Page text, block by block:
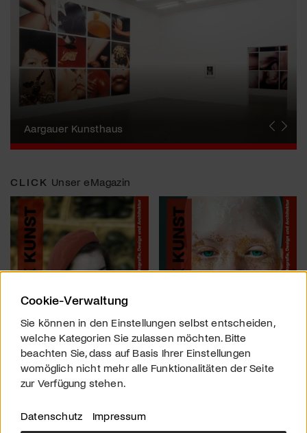
Künstlerin
Aargauer Kunsthaus
Gewerbemuseum Winterthur
Liste Art Fair Basel
Bündner Kunstmuseum
Künstler:innen Portraits
Junge Schweizer Kunst
Vögele Kultur Zentrum
Nidwaldner Museum
Haus für Kunst Uri
CLICK Unser eMagazin
Cookie-Verwaltung
Sie können in den Einstellungen selbst entscheiden,
welche Kategorien Sie zulassen möchten. Bitte
beachten Sie, dass auf Basis Ihrer Einstellungen
womöglich nicht mehr alle Funktionalitäten der Seite
zur Verfügung stehen.
Datenschutz Impressum